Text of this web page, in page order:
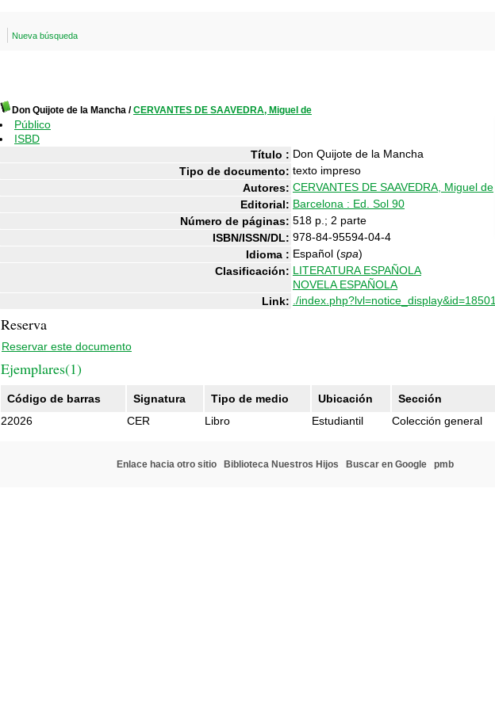
Nueva búsqueda
Don Quijote de la Mancha /CERVANTES DE SAAVEDRA, Miguel de
Público
ISBD
Título : Don Quijote de la Mancha
Tipo de documento: texto impreso
Autores: CERVANTES DE SAAVEDRA, Miguel de
Editorial: Barcelona : Ed. Sol 90
Número de páginas: 518 p.; 2 parte
ISBN/ISSN/DL: 978-84-95594-04-4
Idioma : Español (spa)
Clasificación: LITERATURA ESPAÑOLA
NOVELA ESPAÑOLA
Link: ./index.php?lvl=notice_display&id=18501
Reserva
Reservar este documento
Ejemplares(1)
Código de barras Signatura Tipo de medio Ubicación Sección
22026
CER Libro Estudiantil Colección general
Enlace hacia otro sitio Biblioteca Nuestros Hijos Buscar en Google pmb